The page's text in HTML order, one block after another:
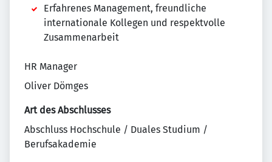
Erfahrenes Management, freundliche
internationale Kollegen und respektvolle
Zusammenarbeit
HR Manager
Oliver Dömges
Art des Abschlusses
Abschluss Hochschule / Duales Studium /
Berufsakademie